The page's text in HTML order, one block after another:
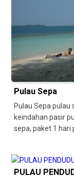
Pulau Sepa
Pulau Sepa pulau
keindahan pasir
sepa, paket 1 hari
PULAU